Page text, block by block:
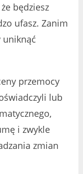
będziesz
ufasz. Zanim
uniknąć
przemocy
lub
i zwykle
zmian